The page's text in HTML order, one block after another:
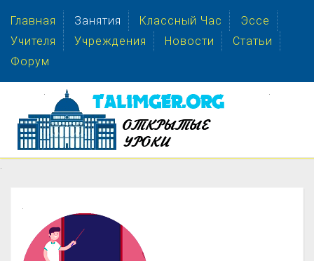
Главная Занятия Классный Час
Эссе
Учителя
Учреждения Новости
Статьи
Форум
.
.
. .